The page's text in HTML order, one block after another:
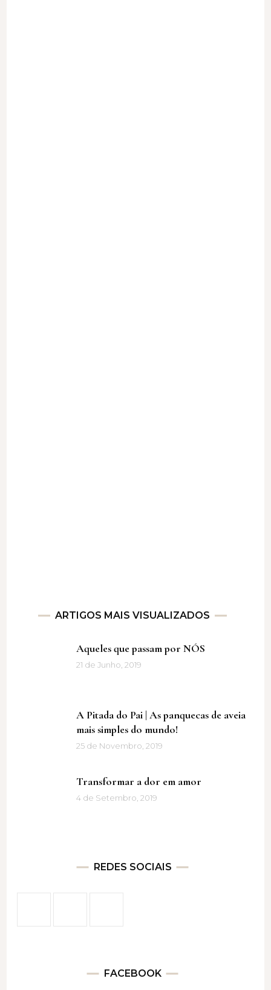
ARTIGOS MAIS VISUALIZADOS
Aqueles que passam por NÓS
21 de Junho, 2019
A Pitada do Pai | As panquecas de aveia
mais simples do mundo!
25 de Novembro, 2019
Transformar a dor em amor
4 de Setembro, 2019
REDES SOCIAIS
FACEBOOK